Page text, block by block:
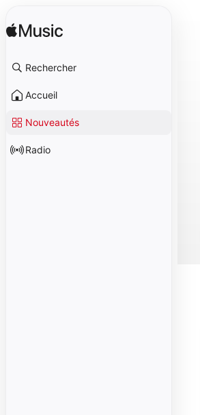
Rechercher
Accueil
Nouveautés
Radio